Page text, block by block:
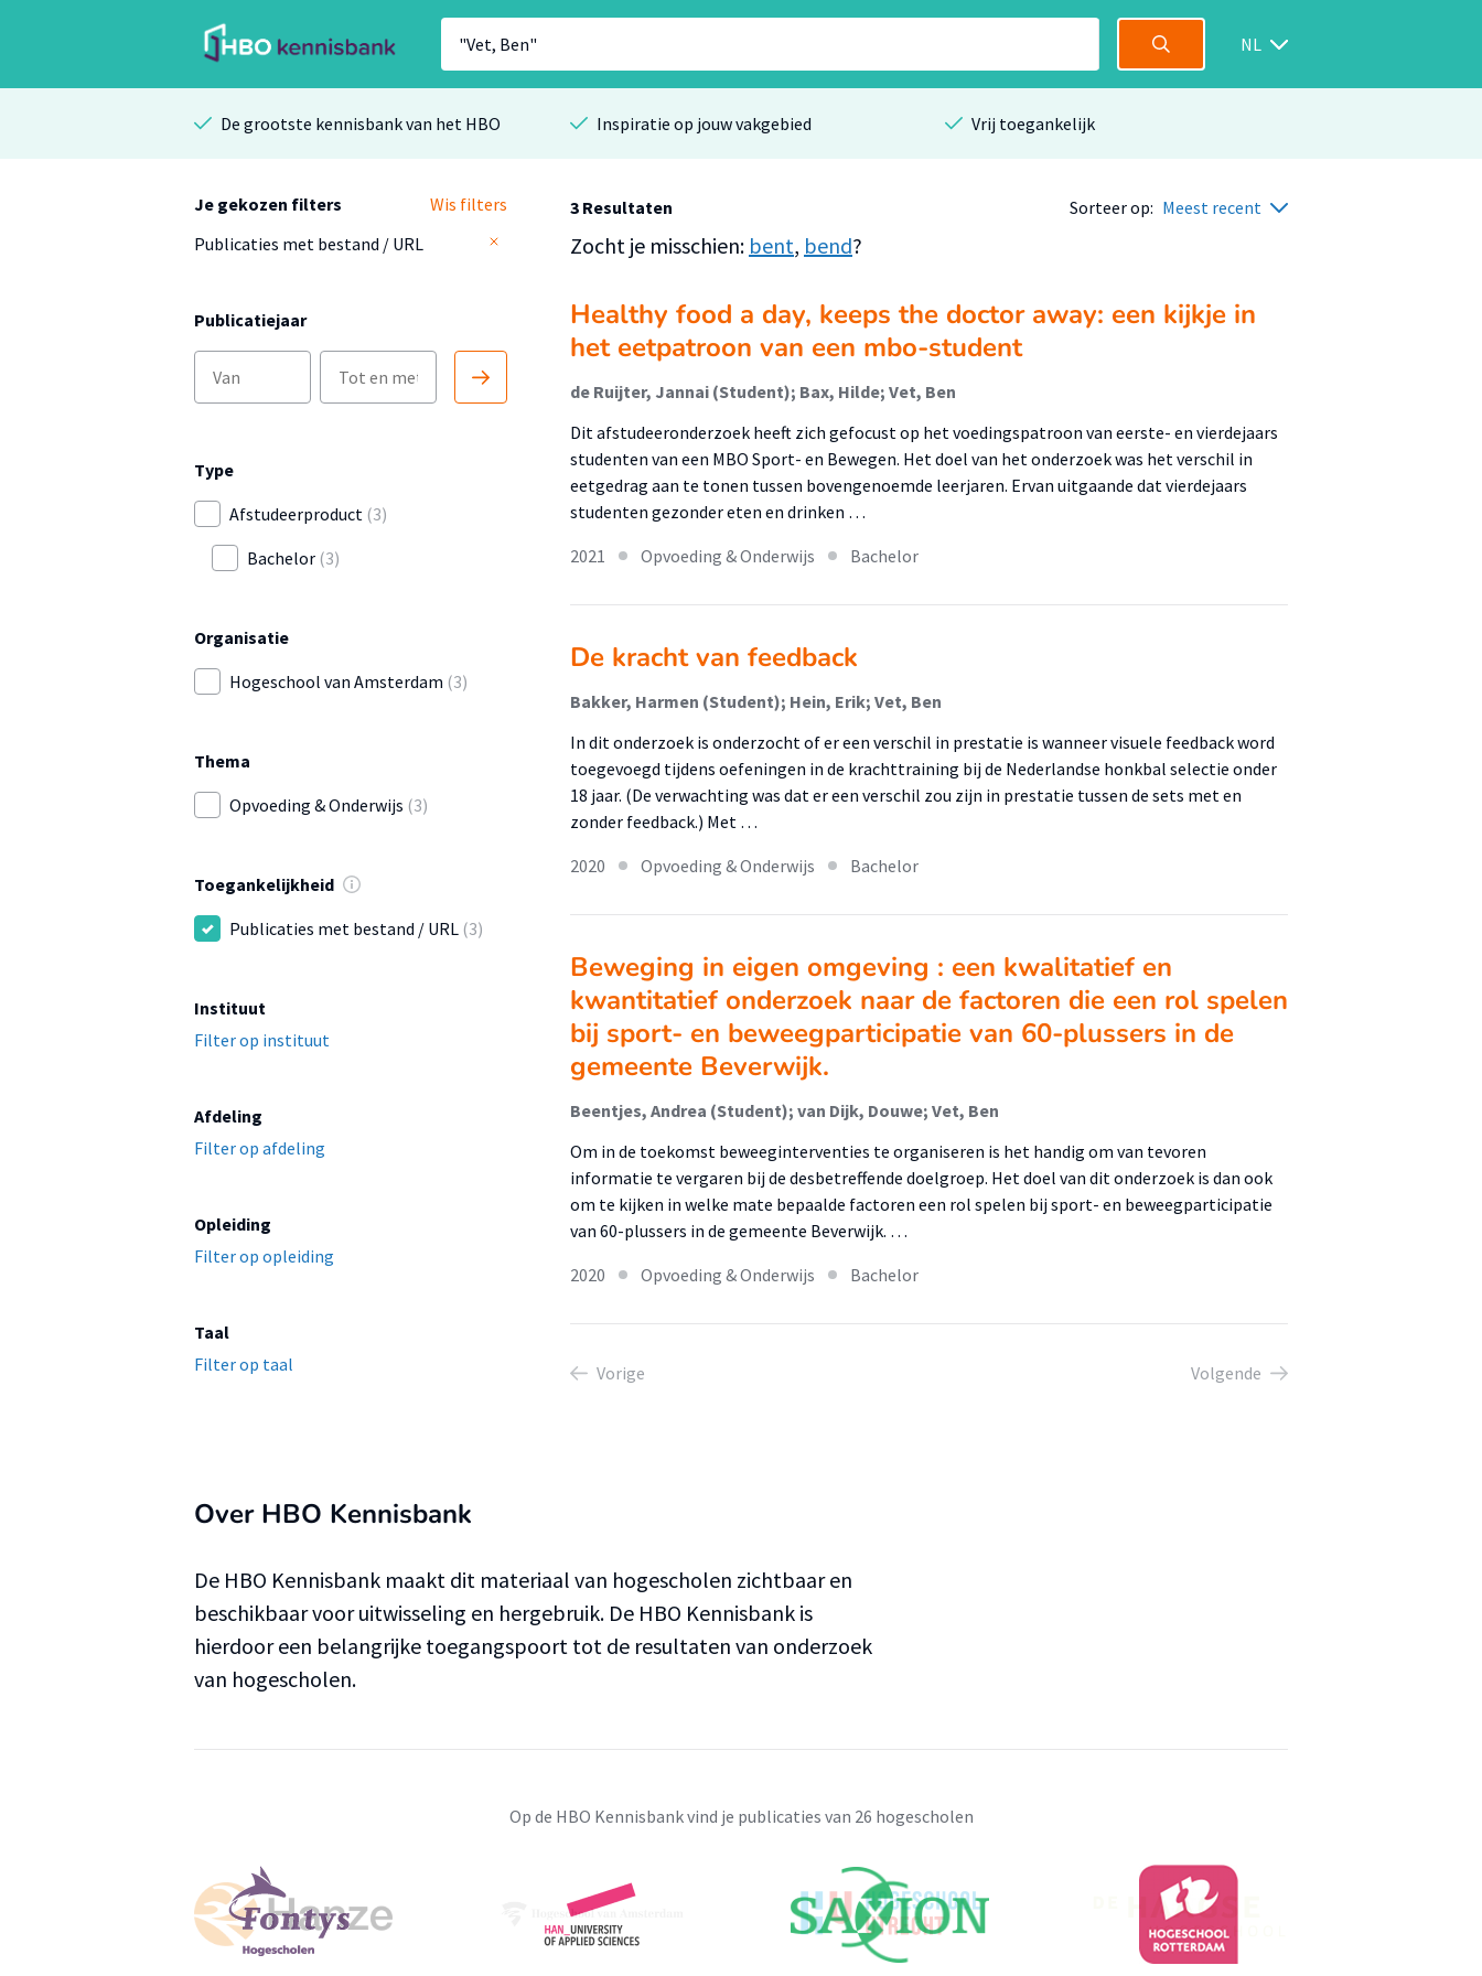
NL
De grootste kennisbank van het HBO Inspiratie op jouw vakgebied Vrij toegankelijk
Je gekozen filters
Wis filters
Publicaties met bestand / URL
Publicatiejaar
Type
Afstudeerproduct (3)
Bachelor (3)
Organisatie
Hogeschool van Amsterdam (3)
Thema
Opvoeding & Onderwijs (3)
Toegankelijkheid
Publicaties met bestand / URL (3)
Instituut
Filter op instituut
Afdeling
Filter op afdeling
Opleiding
Filter op opleiding
Taal
Filter op taal
3 Resultaten Sorteer op: Meest recent
Zocht je misschien: bent, bend?
Healthy food a day, keeps the doctor away: een kijkje in
het eetpatroon van een mbo-student
de Ruijter, Jannai (Student); Bax, Hilde; Vet, Ben
Dit afstudeeronderzoek heeft zich gefocust op het voedingspatroon van eerste- en vierdejaars
studenten van een MBO Sport- en Bewegen. Het doel van het onderzoek was het verschil in
eetgedrag aan te tonen tussen bovengenoemde leerjaren. Ervan uitgaande dat vierdejaars
studenten gezonder eten en drinken …
2021
Opvoeding & Onderwijs Bachelor
De kracht van feedback
Bakker, Harmen (Student); Hein, Erik; Vet, Ben
In dit onderzoek is onderzocht of er een verschil in prestatie is wanneer visuele feedback word
toegevoegd tijdens oefeningen in de krachttraining bij de Nederlandse honkbal selectie onder
18 jaar. (De verwachting was dat er een verschil zou zijn in prestatie tussen de sets met en
zonder feedback.) Met …
2020
Opvoeding & Onderwijs Bachelor
Beweging in eigen omgeving : een kwalitatief en
kwantitatief onderzoek naar de factoren die een rol spelen
bij sport- en beweegparticipatie van 60-plussers in de
gemeente Beverwijk.
Beentjes, Andrea (Student); van Dijk, Douwe; Vet, Ben
Om in de toekomst beweeginterventies te organiseren is het handig om van tevoren
informatie te vergaren bij de desbetreffende doelgroep. Het doel van dit onderzoek is dan ook
om te kijken in welke mate bepaalde factoren een rol spelen bij sport- en beweegparticipatie
van 60-plussers in de gemeente Beverwijk. …
2020
Opvoeding & Onderwijs Bachelor
Vorige Volgende
Over HBO Kennisbank
De HBO Kennisbank maakt dit materiaal van hogescholen zichtbaar en
beschikbaar voor uitwisseling en hergebruik. De HBO Kennisbank is
hierdoor een belangrijke toegangspoort tot de resultaten van onderzoek
van hogescholen.
Op de HBO Kennisbank vind je publicaties van 26 hogescholen